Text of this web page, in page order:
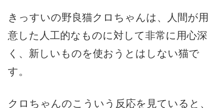
きっすいの野良猫クロちゃんは、人間が用
意した人工的なものに対して非常に用心深
く、新しいものを使おうとはしない猫で
す。
クロちゃんのこういう反応を見ていると、